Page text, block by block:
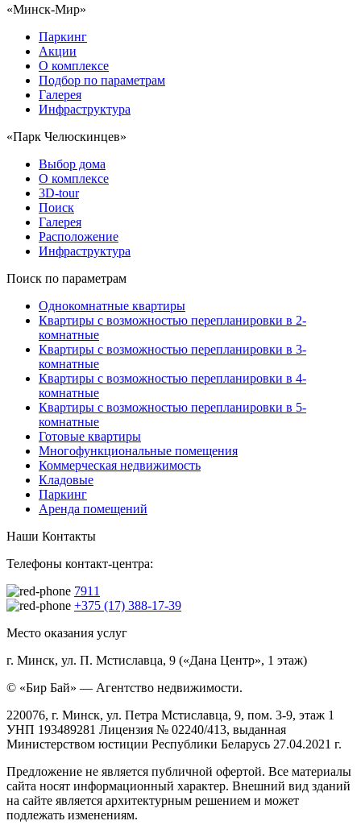
«Минск-Мир»
Паркинг
Акции
О комплексе
Подбор по параметрам
Галерея
Инфраструктура
«Парк Челюскинцев»
Выбор дома
О комплексе
3D-tour
Поиск
Галерея
Расположение
Инфраструктура
Поиск по параметрам
Однокомнатные квартиры
Квартиры с возможностью перепланировки в 2-
комнатные
Квартиры с возможностью перепланировки в 3-
комнатные
Квартиры с возможностью перепланировки в 4-
комнатные
Квартиры с возможностью перепланировки в 5-
комнатные
Готовые квартиры
Многофункциональные помещения
Коммерческая недвижимость
Кладовые
Паркинг
Аренда помещений
Наши Контакты
Телефоны контакт-центра:
7911
+375 (17) 388-17-39
Место оказания услуг
г. Минск, ул. П. Мстиславца, 9 («Дана Центр», 1 этаж)
© «Бир Бай» — Агентство недвижимости.
220076, г. Минск, ул. Петра Мстиславца, 9, пом. 3-9, этаж 1
УНП 193489281 Лицензия № 02240/413, выданная
Министерством юстиции Республики Беларусь 27.04.2021 г.
Предложение не является публичной офертой. Все материалы
сайта носят информационный характер. Внешний вид зданий
на сайте является архитектурным решением и может
подлежать изменениям.